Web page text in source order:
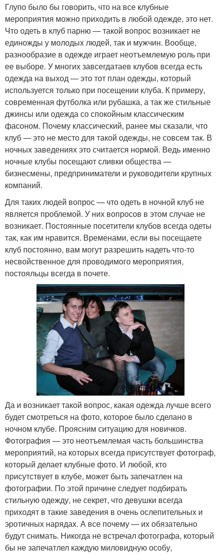
Глупо было бы говорить, что на все клубные
мероприятия можно приходить в любой одежде, это нет.
Что одеть в клуб парню — такой вопрос возникает не
единожды у молодых людей, так и мужчин. Вообще,
разнообразие в одежде играет неотъемлемую роль при
ее выборе. У многих завсегдатаев клубов всегда есть
одежда на выход — это тот план одежды, который
используется только при посещении клуба. К примеру,
современная футболка или рубашка, а так же стильные
джинсы или одежда со спокойным классическим
фасоном. Почему классический, ранее мы сказали, что
клуб — это не место для такой одежды, не совсем так. В
ночных заведениях это считается нормой. Ведь именно
ночные клубы посещают сливки общества —
бизнесмены, предприниматели и руководители крупных
компаний.
Для таких людей вопрос — что одеть в ночной клуб не
является проблемой. У них вопросов в этом случае не
возникает. Постоянные посетители клубов всегда одеты
так, как им нравится. Временами, если вы посещаете
клуб постоянно, вам могут разрешить надеть что-то
несвойственное для проводимого мероприятия,
постояльцы всегда в почете.
Да и возникает такой вопрос, какая одежда лучше всего
будет смотреться на фото, которое было сделано в
ночном клубе. Проясним ситуацию для новичков.
Фотография — это неотъемлемая часть большинства
мероприятий, на которых всегда присутствует фотограф,
который делает клубные фото. И любой, кто
присутствует в клубе, может быть запечатлен на
фотографии. По этой причине следует подбирать
стильную одежду, не секрет, что девушки всегда
приходят в такие заведения в очень ослепительных и
эротичных нарядах. А все почему — их обязательно
будут снимать. Никогда не встречал фотографа, который
бы не запечатлел каждую миловидную особу,